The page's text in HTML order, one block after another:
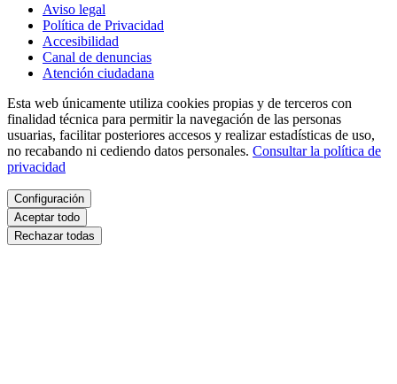
Aviso legal
Política de Privacidad
Accesibilidad
Canal de denuncias
Atención ciudadana
Esta web únicamente utiliza cookies propias y de terceros con
finalidad técnica para permitir la navegación de las personas
usuarias, facilitar posteriores accesos y realizar estadísticas de uso,
no recabando ni cediendo datos personales. Consultar la política de
privacidad
Configuración
Aceptar todo
Rechazar todas